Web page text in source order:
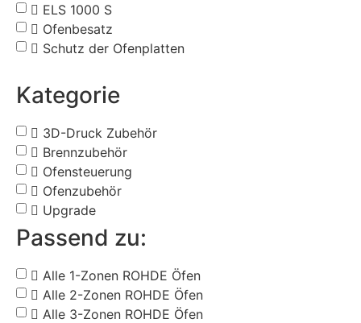
ELS 1000 S
Ofenbesatz
Schutz der Ofenplatten
Kategorie
3D-Druck Zubehör
Brennzubehör
Ofensteuerung
Ofenzubehör
Upgrade
Passend zu:
Alle 1-Zonen ROHDE Öfen
Alle 2-Zonen ROHDE Öfen
Alle 3-Zonen ROHDE Öfen